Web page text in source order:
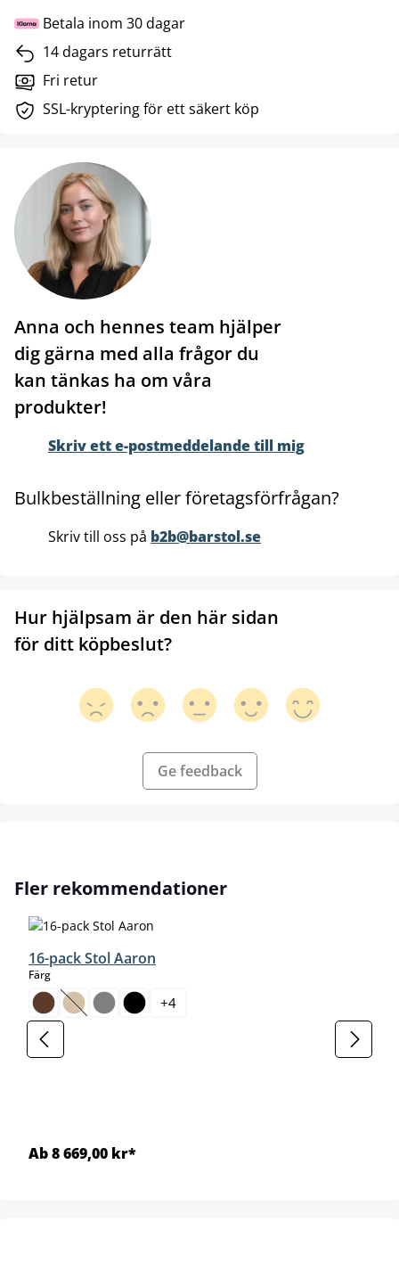
Betala inom 30 dagar
14 dagars returrätt
Fri retur
SSL-kryptering för ett säkert köp
Anna och hennes team hjälper
dig gärna med alla frågor du
kan tänkas ha om våra
produkter!
Skriv ett e-postmeddelande till mig
Bulkbeställning eller företagsförfrågan?
Skriv till oss på b2b@barstol.se
Hur hjälpsam är den här sidan
för ditt köpbeslut?
Ge feedback
Hoppa över produktgalleri
Fler rekommendationer
16-pack Stol Aaron
Färgselect
(Det här alternativet är för närvarande inte tillgängligt.)
+4
Ab 8 669,00 kr*